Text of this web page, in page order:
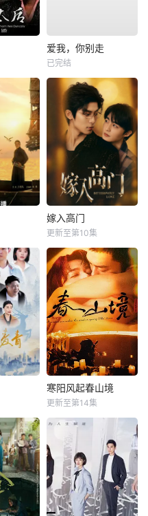
爱我，你别走
已完结
嫁入高门
更新至第10集
寒阳风起春山境
更新至第14集